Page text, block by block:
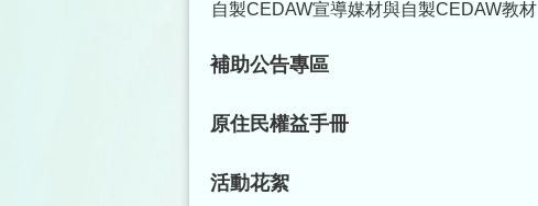
自製CEDAW宣導媒材與自製CEDAW教材
補助公告專區
原住民權益手冊
活動花絮